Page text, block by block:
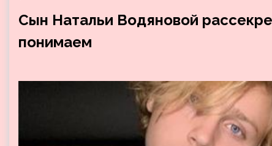
Сын Натальи Водяновой
понимаем